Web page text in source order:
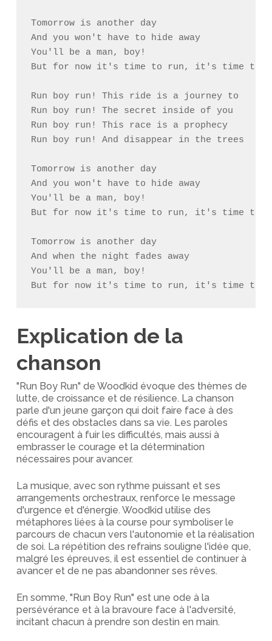
Tomorrow is another day
And you won't have to hide away
You'll be a man, boy!
But for now it's time to run, it's time to
Run boy run! This ride is a journey to
Run boy run! The secret inside of you
Run boy run! This race is a prophecy
Run boy run! And disappear in the trees
Tomorrow is another day
And you won't have to hide away
You'll be a man, boy!
But for now it's time to run, it's time to
Tomorrow is another day
And when the night fades away
You'll be a man, boy!
But for now it's time to run, it's time to
Explication de la
chanson
"Run Boy Run" de Woodkid évoque des thèmes de
lutte, de croissance et de résilience. La chanson
parle d'un jeune garçon qui doit faire face à des
défis et des obstacles dans sa vie. Les paroles
encouragent à fuir les difficultés, mais aussi à
embrasser le courage et la détermination
nécessaires pour avancer.
La musique, avec son rythme puissant et ses
arrangements orchestraux, renforce le message
d'urgence et d'énergie. Woodkid utilise des
métaphores liées à la course pour symboliser le
parcours de chacun vers l'autonomie et la réalisation
de soi. La répétition des refrains souligne l'idée que,
malgré les épreuves, il est essentiel de continuer à
avancer et de ne pas abandonner ses rêves.
En somme, "Run Boy Run" est une ode à la
persévérance et à la bravoure face à l'adversité,
incitant chacun à prendre son destin en main.